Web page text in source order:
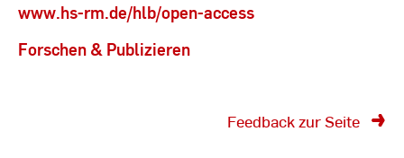
www.hs-rm.de/hlb/open-access
Forschen & Publizieren
Feedback zur Seite